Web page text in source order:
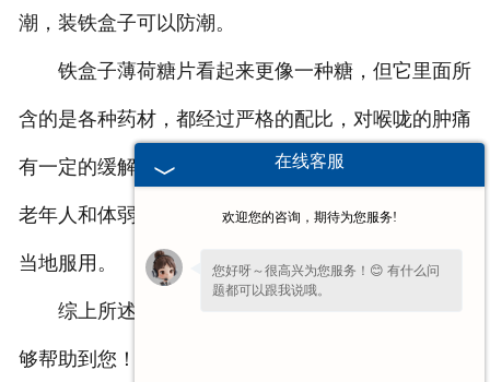
潮，装铁盒子可以防潮。
铁盒子薄荷糖片看起来更像一种糖，但它里面所
含的是各种药材，都经过严格的配比，对喉咙的肿痛
有一定的缓解作用。但是不能吃得太多，特别是一些
老年人和体弱多病的人，也要根据自己的实际情况适
当地服用。
综上所述就是关于薄荷糖片的相关介绍，希望能
够帮助到您！
在线客服
欢迎您的咨询，期待为您服务!
您好呀～很高兴为您服务！😊 有什么问
题都可以跟我说哦。